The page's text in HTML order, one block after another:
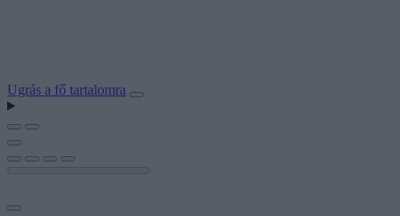
Ugrás a fő tartalomra